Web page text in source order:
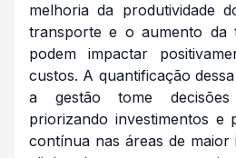
melhoria da produtividade
transporte e o aumento da
podem impactar
custos. A quantificação
a gestão tome decisões
priorizando investimentos e
contínua nas áreas de